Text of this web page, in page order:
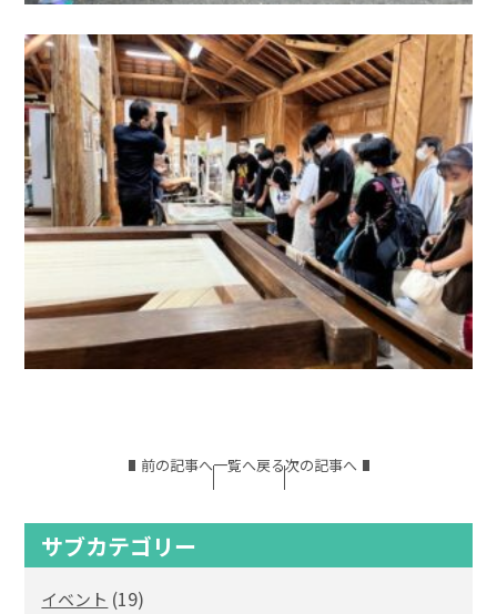
前の記事へ一覧へ戻る次の記事へ
サブカテゴリー
イベント (19)